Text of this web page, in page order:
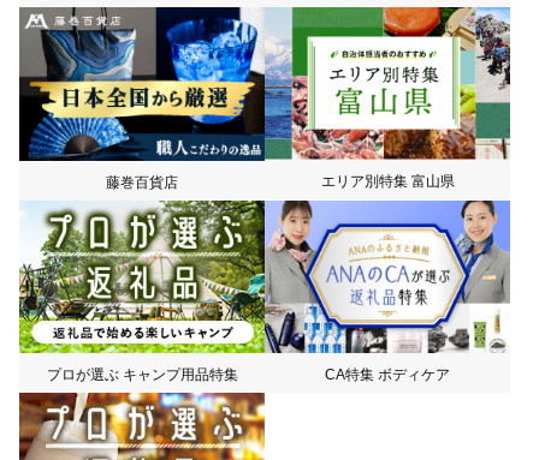
藤巻百貨店 エリア別特集 富山県
プロが選ぶ キャンプ用品特集 CA特集 ボディケア